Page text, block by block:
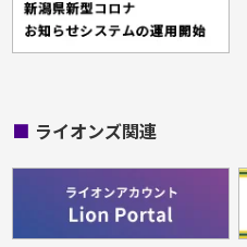
■ ライオンズ関連